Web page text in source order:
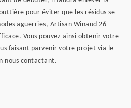
pour éviter que les résidus se
aguerries, Artisan Winaud 26
Vous pouvez ainsi obtenir votre
faisant parvenir votre projet via le
nous contactant.